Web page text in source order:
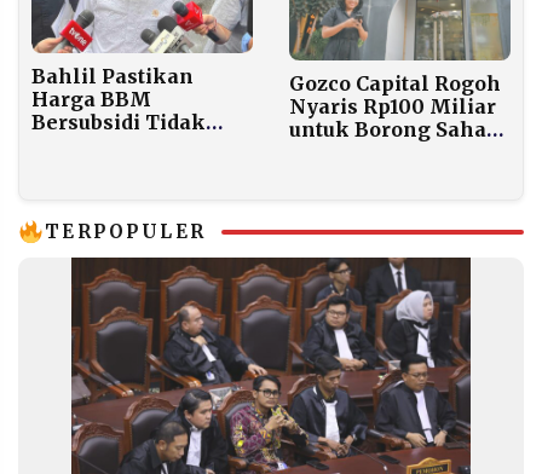
Bahlil Pastikan
Harga BBM
Bersubsidi Tidak
Gozco Capital Rogoh
Nyaris Rp100 Miliar
untuk Borong Saham
TERPOPULER